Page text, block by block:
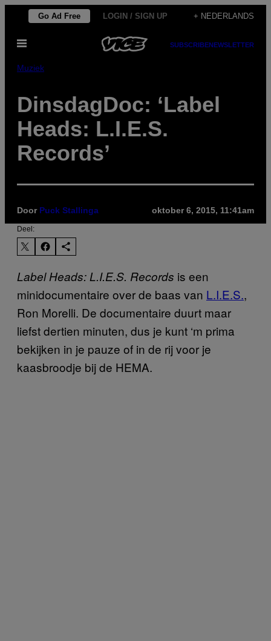
de
inhoud
Go Ad Free LOGIN / SIGN UP + NEDERLANDS
Open
SUBSCRIBENEWSLETTER
Muziek
DinsdagDoc: ‘Label
Heads: L.I.E.S.
Records’
Door Puck Stallinga oktober 6, 2015, 11:41am
Deel:
Label Heads: L.I.E.S. Records is een
minidocumentaire over de baas van L.I.E.S.,
Ron Morelli. De documentaire duurt maar
liefst dertien minuten, dus je kunt ‘m prima
bekijken in je pauze of in de rij voor je
kaasbroodje bij de HEMA.